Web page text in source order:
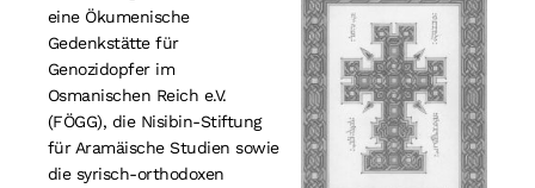
eine Ökumenische
Gedenkstätte für
Genozidopfer im
Osmanischen Reich e.V.
(FÖGG), die Nisibin-Stiftung
für Aramäische Studien sowie
die syrisch-orthodoxen